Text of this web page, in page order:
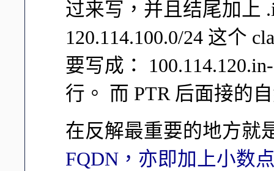
过来写，并且结尾加上
120.114.100.0/24 这个
要写成：
行。 而 PTR 后面接的
在反解最重要的地方就
FQDN，亦即加上小数